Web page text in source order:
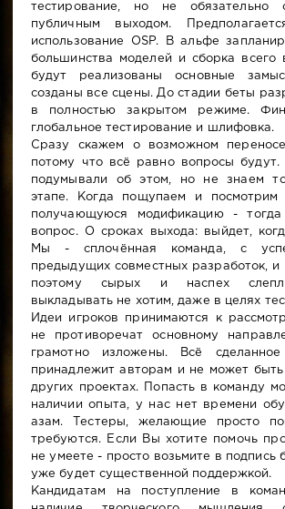
тестирование, но не обязательно
публичным выходом.
использование OSP. В альфе
большинства моделей и сборка всего
будут реализованы основные
созданы все сцены. До стадии беты
в полностью закрытом режиме.
глобальное тестирование и шлифовка.
Сразу скажем о возможном
потому что всё равно вопросы
подумывали об этом, но не знаем
этапе. Когда пощупаем и
получающуюся модификацию -
вопрос. О сроках выхода: выйдет,
Мы - сплочённая команда, с
предыдущих совместных разработок, и
поэтому сырых и наспех
выкладывать не хотим, даже в целях
Идеи игроков принимаются к
не противоречат основному
грамотно изложены. Всё
принадлежит авторам и не может быть
других проектах. Попасть в команду
наличии опыта, у нас нет времени
азам. Тестеры, желающие просто
требуются. Если Вы хотите помочь
не умеете - просто возьмите в подпись
уже будет существенной поддержкой.
Кандидатам на поступление в